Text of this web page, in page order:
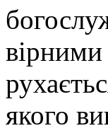
вірними
якого